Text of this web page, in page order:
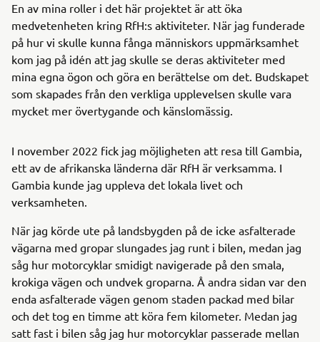
En av mina roller i det här projektet är att öka
medvetenheten kring RfH:s aktiviteter. När jag funderade
på hur vi skulle kunna fånga människors uppmärksamhet
kom jag på idén att jag skulle se deras aktiviteter med
mina egna ögon och göra en berättelse om det. Budskapet
som skapades från den verkliga upplevelsen skulle vara
mycket mer övertygande och känslomässig.
I november 2022 fick jag möjligheten att resa till Gambia,
ett av de afrikanska länderna där RfH är verksamma. I
Gambia kunde jag uppleva det lokala livet och
verksamheten.
När jag körde ute på landsbygden på de icke asfalterade
vägarna med gropar slungades jag runt i bilen, medan jag
såg hur motorcyklar smidigt navigerade på den smala,
krokiga vägen och undvek groparna. Å andra sidan var den
enda asfalterade vägen genom staden packad med bilar
och det tog en timme att köra fem kilometer. Medan jag
satt fast i bilen såg jag hur motorcyklar passerade mellan